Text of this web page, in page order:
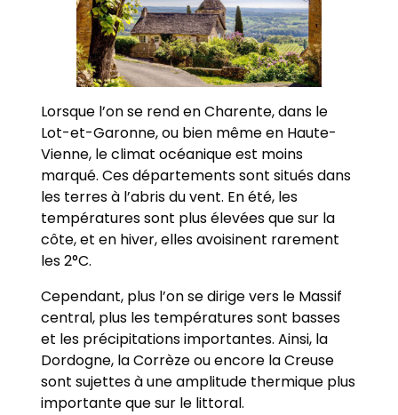
Lorsque l’on se rend en Charente, dans le
Lot-et-Garonne, ou bien même en Haute-
Vienne, le climat océanique est moins
marqué. Ces départements sont situés dans
les terres à l’abris du vent. En été, les
températures sont plus élevées que sur la
côte, et en hiver, elles avoisinent rarement
les 2°C.
Cependant, plus l’on se dirige vers le Massif
central, plus les températures sont basses
et les précipitations importantes. Ainsi, la
Dordogne, la Corrèze ou encore la Creuse
sont sujettes à une amplitude thermique plus
importante que sur le littoral.